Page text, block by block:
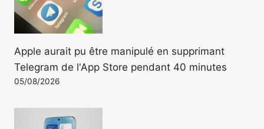
Apple aurait pu être manipulé en supprimant
Telegram de l'App Store pendant 40 minutes
05/08/2026